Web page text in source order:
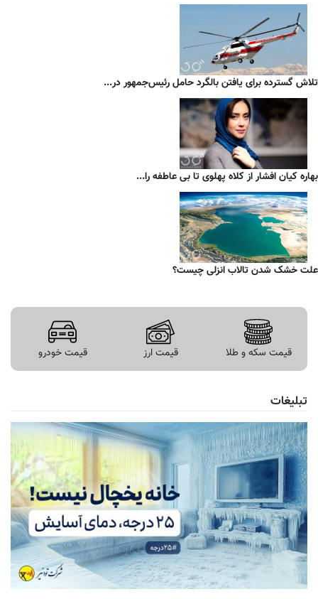
تلاش گسترده برای یافتن بالگرد حامل رئیس‌جمهور در...
بهاره کیان افشار از کلاه پهلوی تا بی عاطفه را...
علت خشک شدن تالاب انزلی چیست؟
قیمت سکه و طلا قیمت ارز قیمت خودرو
تبلیغات